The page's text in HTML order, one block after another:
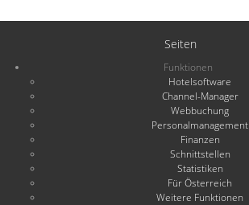
Seiten
Funktionen
Hotelsoftware
Channel-Manager
Webbuchung
Personalmanagement
Finanzen
Schnittstellen
Statistiken
Für Österreich
Weitere Funktionen